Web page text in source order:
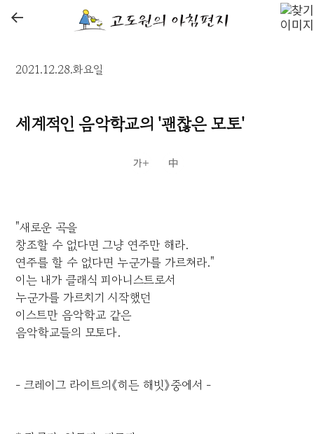
←
2021.12.28.화요일
세계적인 음악학교의 '괜찮은 모토'
"새로운 곡을
창조할 수 없다면 그냥 연주만 해라.
연주를 할 수 없다면 누군가를 가르쳐라."
이는 내가 클래식 피아니스트로서
누군가를 가르치기 시작했던
이스트만 음악학교 같은
음악학교들의 모토다.
- 크레이그 라이트의《히든 해빗》중에서 -